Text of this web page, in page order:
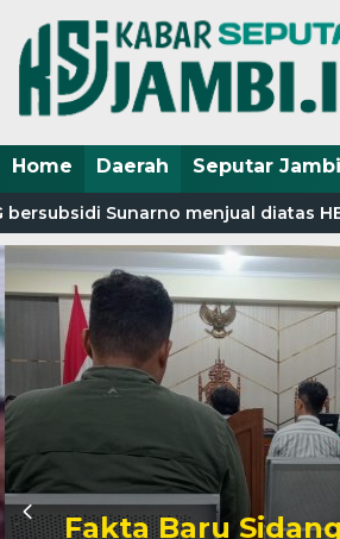
Home Daerah Seputar Jambi
Sunarno menjual diatas
Fakta Baru